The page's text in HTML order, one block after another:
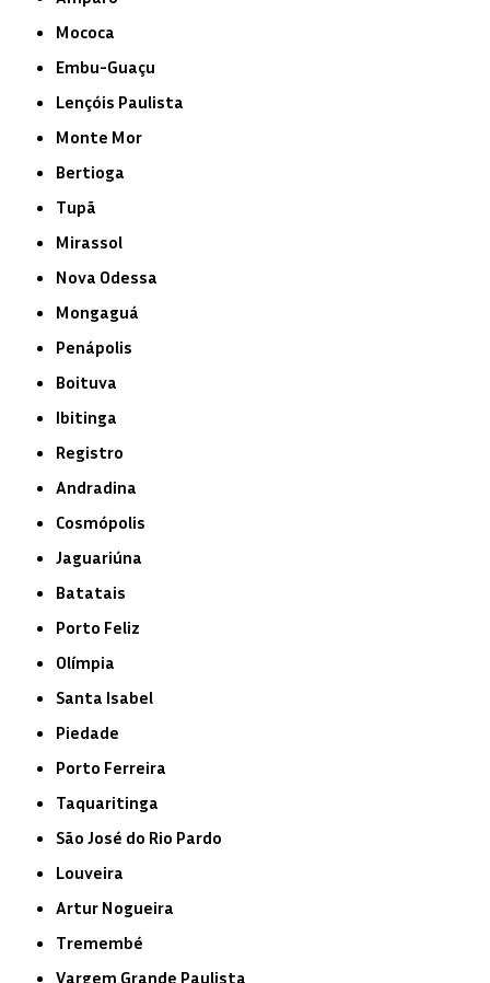
Mococa
Embu-Guaçu
Lençóis Paulista
Monte Mor
Bertioga
Tupã
Mirassol
Nova Odessa
Mongaguá
Penápolis
Boituva
Ibitinga
Registro
Andradina
Cosmópolis
Jaguariúna
Batatais
Porto Feliz
Olímpia
Santa Isabel
Piedade
Porto Ferreira
Taquaritinga
São José do Rio Pardo
Louveira
Artur Nogueira
Tremembé
Vargem Grande Paulista